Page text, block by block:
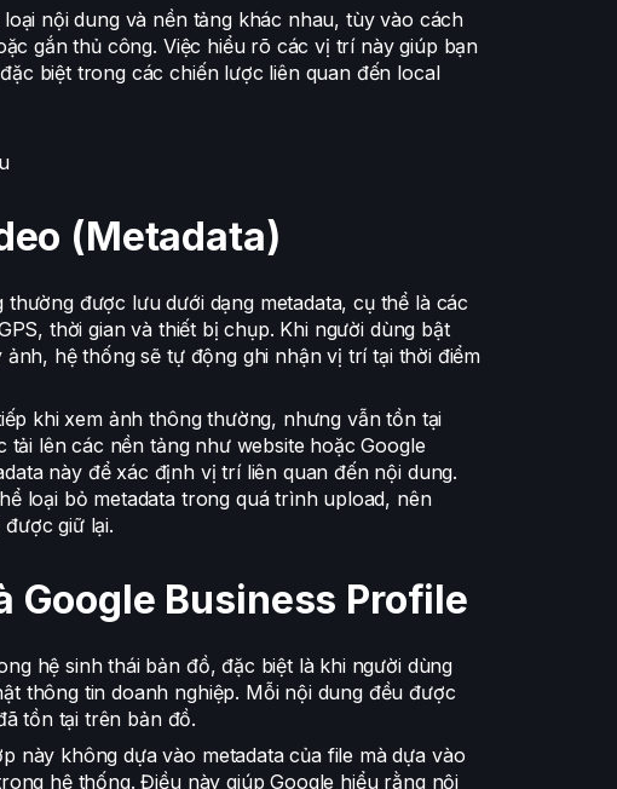
nội dung và nền tảng khác nhau, tùy vào cách
gắn thủ công. Việc hiểu rõ các vị trí này giúp bạn
biệt trong các chiến lược liên quan đến local
(Metadata)
được lưu dưới dạng metadata, cụ thể là các
thời gian và thiết bị chụp. Khi người dùng bật
hệ thống sẽ tự động ghi nhận vị trí tại thời điểm
khi xem ảnh thông thường, nhưng vẫn tồn tại
lên các nền tảng như website hoặc Google
này để xác định vị trí liên quan đến nội dung.
loại bỏ metadata trong quá trình upload, nên
giữ lại.
Google Business Profile
hệ sinh thái bản đồ, đặc biệt là khi người dùng
thông tin doanh nghiệp. Mỗi nội dung đều được
tồn tại trên bản đồ.
này không dựa vào metadata của file mà dựa vào
hệ thống. Điều này giúp Google hiểu rằng nội